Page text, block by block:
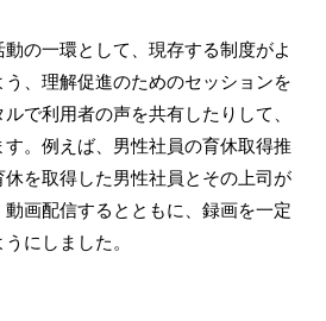
の一環として、現存する制度がよ
う、理解促進のためのセッションを
で利用者の声を共有したりして、
。例えば、男性社員の育休取得推
を取得した男性社員とその上司が
画配信するとともに、録画を一定
にしました。